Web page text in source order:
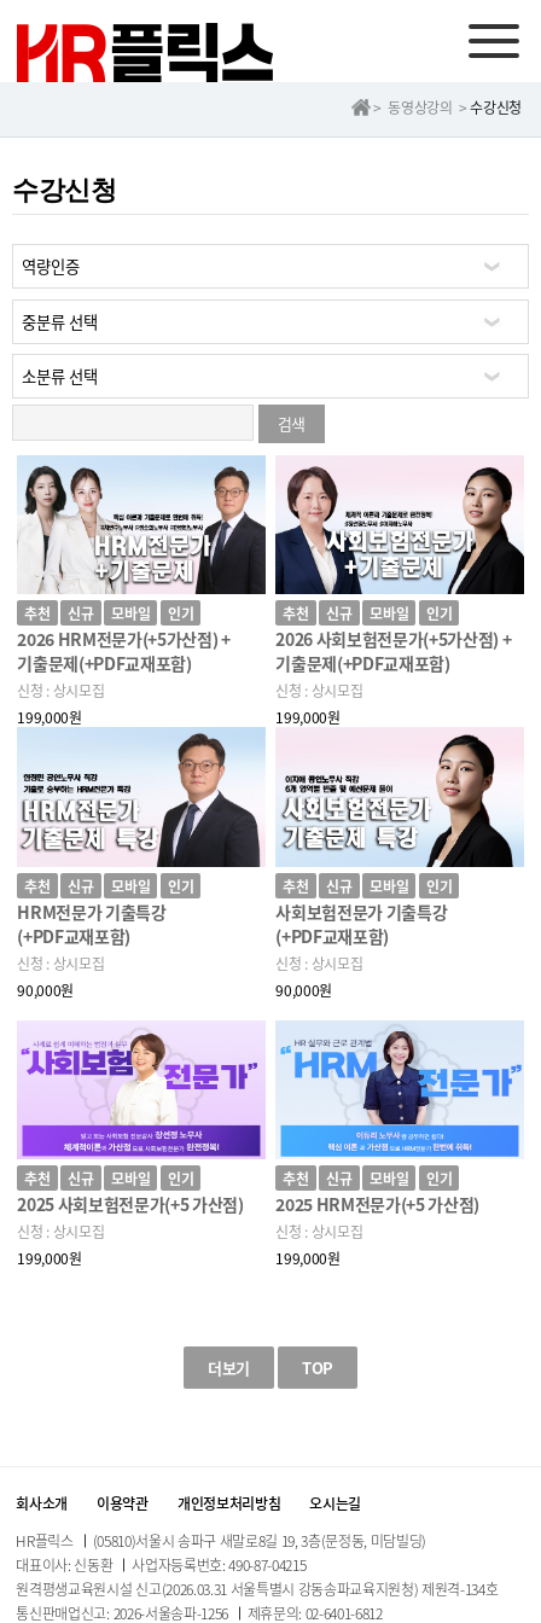
> 동영상강의 >수강신청
수강신청
검색
추천 신규 모바일 인기
2026 HRM전문가(+5가산점) +
기출문제(+PDF교재포함)
신청 : 상시모집
199,000원
추천 신규 모바일 인기
2026 사회보험전문가(+5가산점) +
기출문제(+PDF교재포함)
신청 : 상시모집
199,000원
추천 신규 모바일 인기
HRM전문가 기출특강
(+PDF교재포함)
신청 : 상시모집
90,000원
추천 신규 모바일 인기
사회보험전문가 기출특강
(+PDF교재포함)
신청 : 상시모집
90,000원
추천 신규 모바일 인기
2025 사회보험전문가(+5 가산점)
신청 : 상시모집
199,000원
추천 신규 모바일 인기
2025 HRM전문가(+5 가산점)
신청 : 상시모집
199,000원
더보기 TOP
회사소개 이용약관 개인정보처리방침
오시는길
HR플릭스
(05810)서울시 송파구 새말로8길 19, 3층(문정동, 미담빌딩)
대표이사: 신동환
사업자등록번호: 490-87-04215
원격평생교육원시설 신고(2026.03.31 서울특별시 강동송파교육지원청) 제원격-134호
통신판매업신고: 2026-서울송파-1256
제휴문의: 02-6401-6812